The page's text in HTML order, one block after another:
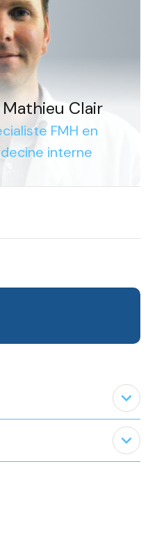
Mathieu Clair
FMH en
interne
expand_less
expand_less